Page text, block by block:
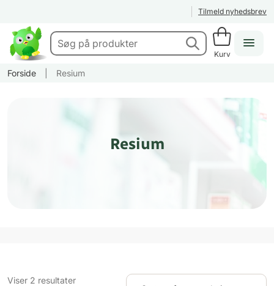
Tilmeld nyhedsbrev
Kurv
Forside Resium
Resium
Viser 2 resultaterSorteret